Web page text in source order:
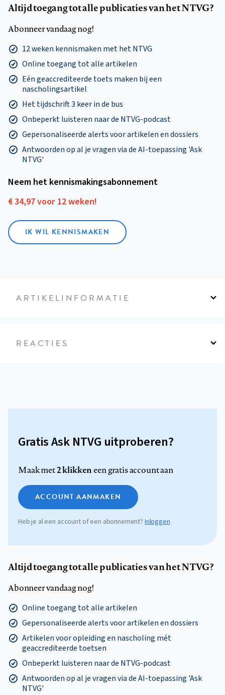
Altijd toegang tot alle publicaties van het NTVG?
Abonneer vandaag nog!
12 weken kennismaken met het NTVG
Online toegang tot alle artikelen
Eén geaccrediteerde toets maken bij een
nascholingsartikel
Het tijdschrift 3 keer in de bus
Onbeperkt luisteren naar de NTVG-podcast
Gepersonaliseerde alerts voor artikelen en dossiers
Antwoorden op al je vragen via de AI-toepassing 'Ask
NTVG'
Neem het kennismakings­abonnement
€ 34,97 voor 12 weken!
IK WIL KENNISMAKEN
ARTIKELINFORMATIE
REACTIES
Gratis Ask NTVG uitproberen?
Maak met2 klikkeneen gratis account aan
ACCOUNT AANMAKEN
Heb je al een account of een abonnement?Inloggen
Altijd toegang tot alle publicaties van het NTVG?
Abonneer vandaag nog!
Online toegang tot alle artikelen
Gepersonaliseerde alerts voor artikelen en dossiers
Artikelen voor opleiding en nascholing mét
geaccrediteerde toetsen
Onbeperkt luisteren naar de NTVG-podcast
Antwoorden op al je vragen via de AI-toepassing 'Ask
NTVG'